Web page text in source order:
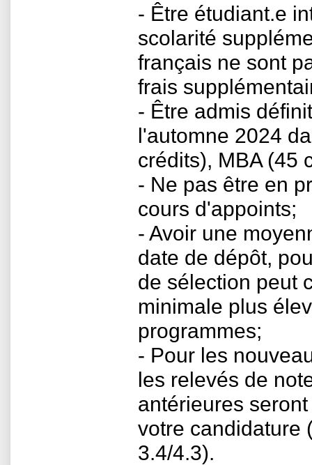
- Être étudiant.e
scolarité
français ne sont
frais
- Être admis
l'automne 2024
crédits), MBA (45
- Ne pas être en
cours d'appoints;
- Avoir une
date de dépôt,
de sélection peut
minimale plus
programmes;
- Pour les
les relevés de
antérieures
votre candidature
3.4/4.3).